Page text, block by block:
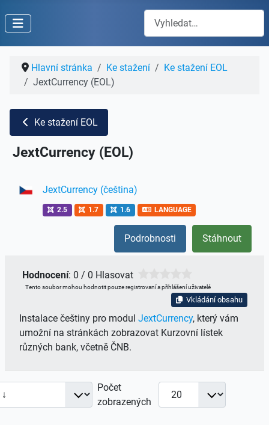
Hledat
Hlavní stránka Ke stažení
Ke stažení EOL
JextCurrency (EOL)
Ke stažení EOL
JextCurrency (EOL)
JextCurrency (čeština)
2.5 1.7 1.6 LANGUAGE
Stáhnout
Podrobnosti
Hodnocení: 0 / 0 Hlasovat
Tento soubor mohou hodnotit pouze registrovaní a přihlášení uživatelé
Vkládání obsahu
Instalace češtiny pro modul JextCurrency, který vám
umožní na stránkách zobrazovat Kurzovní lístek
různých bank, včetně ČNB.
Počet
zobrazených